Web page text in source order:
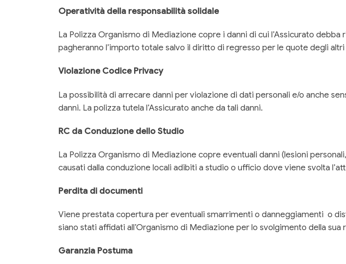
Operatività della responsabilità solidale
La Polizza Organismo di Mediazione copre i danni di cui l’Assicurato
pagheranno l’importo totale salvo il diritto di regresso per le quote degli
Violazione Codice Privacy
La possibilità di arrecare danni per violazione di dati personali e/o anche
danni. La polizza tutela l’Assicurato anche da tali danni.
RC da Conduzione dello Studio
La Polizza Organismo di Mediazione copre eventuali danni (lesioni
causati dalla conduzione locali adibiti a studio o ufficio dove viene svolta
Perdita di documenti
Viene prestata copertura per eventuali smarrimenti o danneggiamenti o
siano stati affidati all’Organismo di Mediazione per lo svolgimento della
Garanzia Postuma